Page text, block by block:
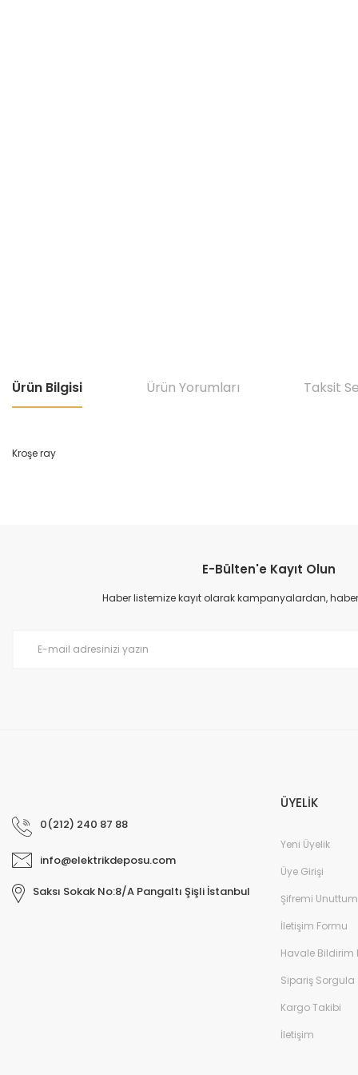
Ürün Bilgisi Ürün Yorumları Taksit
Kroşe ray
Ürün resmi kalitesiz, bozuk veya görüntülenemiyor.
Ürün açıklamasında eksik bilgiler bulunuyor.
E-Bülten'e Kayıt Olun
Haber listemize kayıt olarak kampanyalardan,
0(212) 240 87 88
info@elektrikdeposu.com
Saksı Sokak No:8/A Pangaltı Şişli İstanbul
ÜYELİK
Yeni Üyelik
Üye Girişi
Şifremi Unuttum
İletişim Formu
Havale Bildirim
Sipariş Sorgula
Kargo Takibi
İletişim